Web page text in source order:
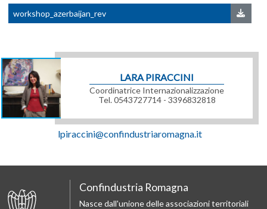
workshop_azerbaijan_rev
LARA PIRACCINI
Coordinatrice Internazionalizzazione
Tel. 0543727714 - 3396832818
lpiraccini@confindustriaromagna.it
Confindustria Romagna
Nasce dall'unione delle associazioni territoriali